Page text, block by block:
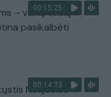
00:15:25
– vaikų teisių
pasikalbėti
00:14:33
Naujosios